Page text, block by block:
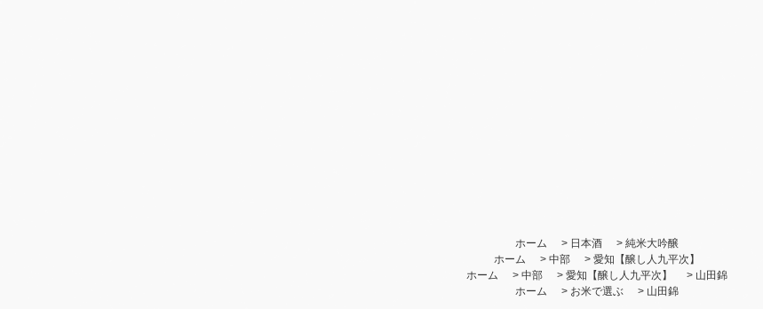
ホーム > 日本酒 > 純米大吟醸
ホーム
> 中部 > 愛知【醸し人九平次】
ホーム
> 中部 > 愛知【醸し人九平次】 > 山田錦
ホーム
> お米で選ぶ > 山田錦